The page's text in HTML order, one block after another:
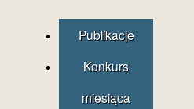
Publikacje
Konkurs
miesiąca